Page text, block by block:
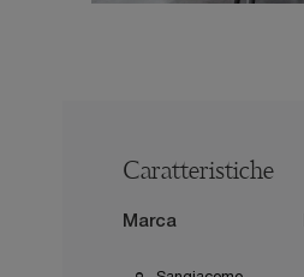
Caratteristiche
Marca